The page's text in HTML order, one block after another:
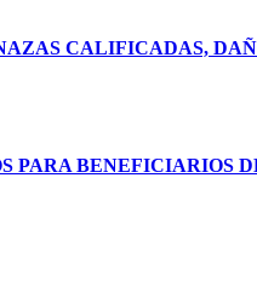
CALIFICADAS,
PARA BENEFICIARIOS